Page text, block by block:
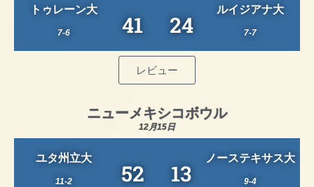
トゥレーン大
7-6 41 24
ルイジアナ大
7-7
レビュー
ニューメキシコボウル
12月15日
ユタ州立大
11-2 52 13
ノーステキサス大
9-4